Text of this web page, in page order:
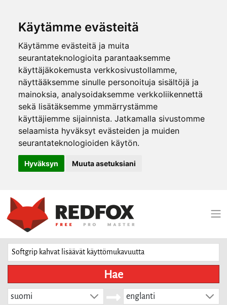
Käytämme evästeitä
Käytämme evästeitä ja muita
seurantateknologioita parantaaksemme
käyttäjäkokemusta verkkosivustollamme,
näyttääksemme sinulle personoituja sisältöjä ja
mainoksia, analysoidaksemme verkkoliikennettä
sekä lisätäksemme ymmärrystämme
käyttäjiemme sijainnista. Jatkamalla sivustomme
selaamista hyväksyt evästeiden ja muiden
seurantateknologioiden käytön.
Hyväksyn Muuta asetuksiani
Hae
suomi englanti